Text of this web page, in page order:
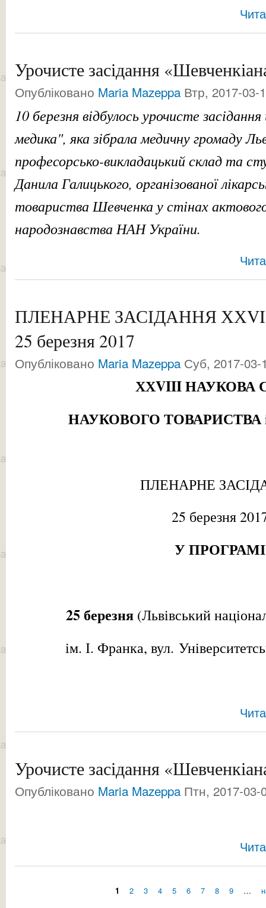
Урочисте засідання
Опубліковано Maria Mazeppa Втр, 2017-03-
10 березня відбулось урочисте
медика", яка зібрала медичну громаду
професорсько-викладацький склад та
Данила Галицького, організованої
товариства Шевченка у стінах
народознавства НАН України.
ПЛЕНАРНЕ ЗАСІДАННЯ
25 березня 2017
Опубліковано Maria Mazeppa Суб, 2017-03-
ХХVIIIНАУКОВА
НАУКОВОГО ТОВАРИСТВА
ПЛЕНАРНЕ
25 березня
У ПРОГРАМІ
25березня(Львівський
ім. І. Франка, вул.
Урочисте засідання
Опубліковано Maria Mazeppa Птн, 2017-03-
1 2 3 4 5 6 7 8 9 …